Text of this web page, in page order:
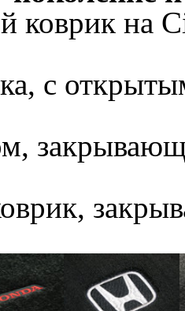
коврик на
с